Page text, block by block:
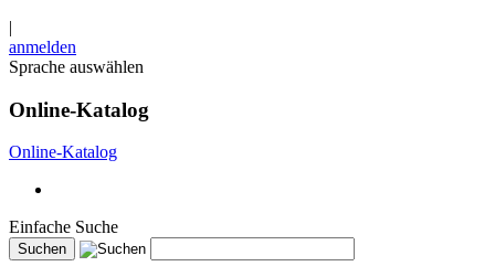
|
anmelden
Sprache auswählen
Online-Katalog
Online-Katalog
Einfache Suche